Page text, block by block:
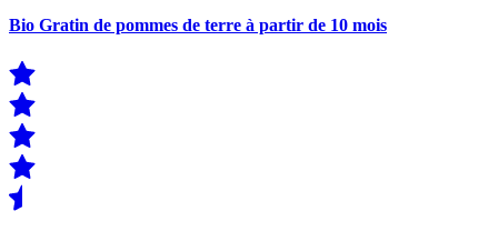
Bio Gratin de pommes de terre à partir de 10 mois